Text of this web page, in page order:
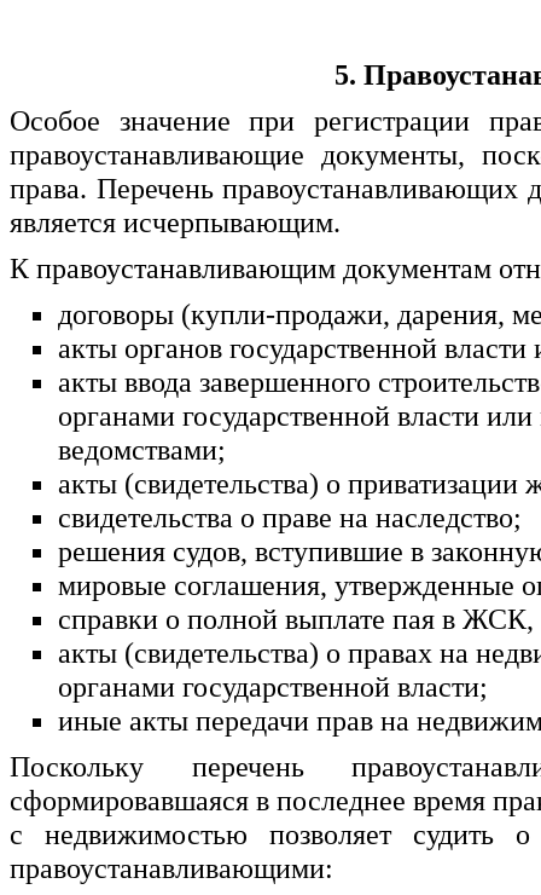
5.
Особое значение при регистрации
правоустанавливающие документы,
права. Перечень правоустанавливающих
является исчерпывающим.
К правоустанавливающим документам
договоры (купли-продажи, дарения,
акты органов государственной
акты ввода завершенного
органами государственной власти
ведомствами;
акты (свидетельства) о
свидетельства о праве на наследство;
решения судов, вступившие в
мировые соглашения, утвержденные
справки о полной выплате пая в
акты (свидетельства) о правах на
органами государственной власти;
иные акты передачи прав на
Поскольку перечень
сформировавшаяся в последнее время
с недвижимостью позволяет судить
правоустанавливающими: